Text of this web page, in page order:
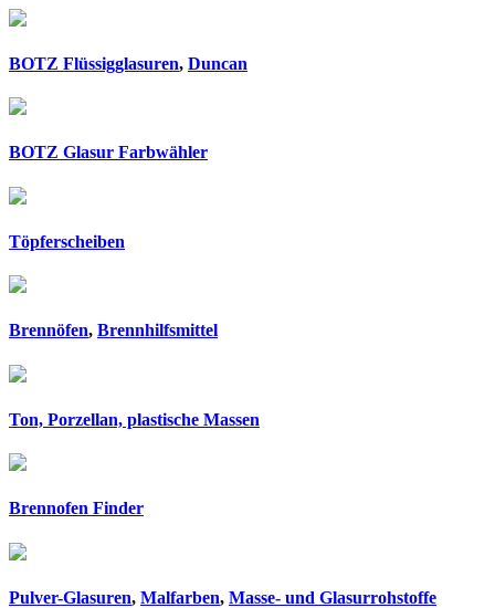
BOTZ Flüssigglasuren, Duncan
BOTZ Glasur Farbwähler
Töpferscheiben
Brennöfen, Brennhilfsmittel
Ton, Porzellan, plastische Massen
Brennofen Finder
Pulver-Glasuren, Malfarben, Masse- und Glasurrohstoffe